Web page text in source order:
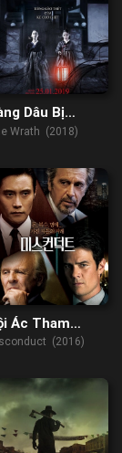
Dâu Bị
Rủa
Wrath (2018)
Ác Tham
(2016)